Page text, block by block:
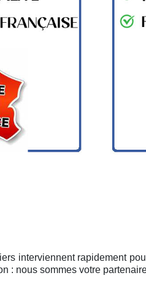
interviennent rapidement
: nous sommes votre